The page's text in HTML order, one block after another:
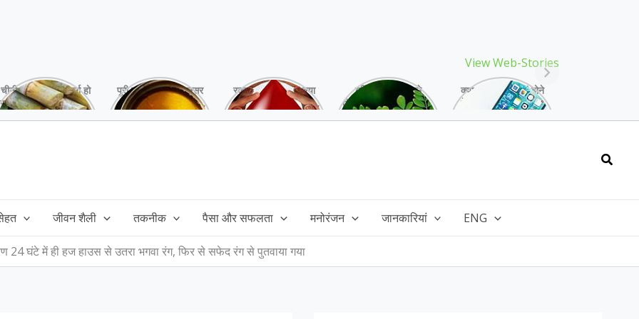
View Web-Stories
चीनी को कर दें ना, वर्ना हो
सकता है बहुत बड़ा नुक्सान
पूरी बनाने के बाद, अक्सर
तेल बच जाता है,ऐसे में
रक्तदान है ‘महादान’ क्या
आपने करवाया, स्वस्थ
गर्मियों में मिलने वाले
drumstick गुणों की खान
क्या storage full होने
के बाद मोबाइल हो रहा है
जीवन शैली तकनीक पैसा और सफलता मनोरंजन जानकारियां ENG
24 घंटे में ही हज हाउस से उतरा भगवा रंग, फिर से सफेद रंग से पुतवाया गया